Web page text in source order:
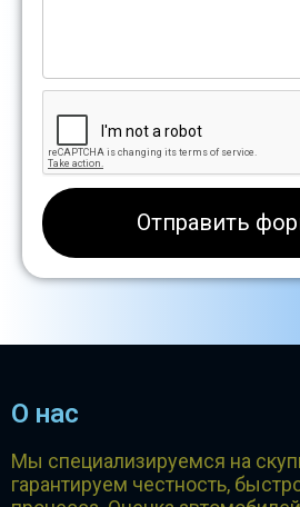
Отправить
О нас
Мы специализируемся на
гарантируем честность,